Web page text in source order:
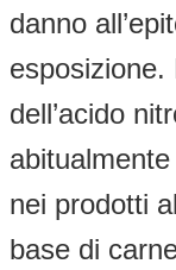
danno
esposizione.
dell’acido
nei prodotti
base di